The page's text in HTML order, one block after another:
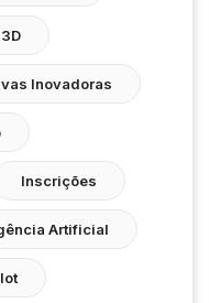
Inovadoras
Inscrições
Artificial
Iot